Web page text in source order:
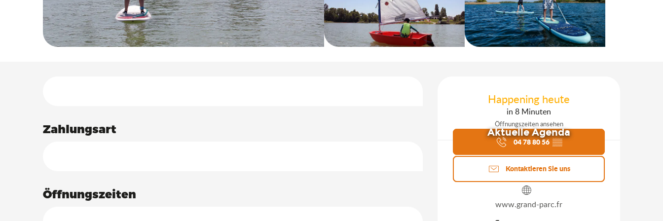
Happening heute
in 8 Minuten
Öffnungszeiten ansehen
Aktuelle Agenda
04 78 80 56▒▒
Kontaktieren Sie uns
www.grand-parc.fr
Zahlungsart
Öffnungszeiten